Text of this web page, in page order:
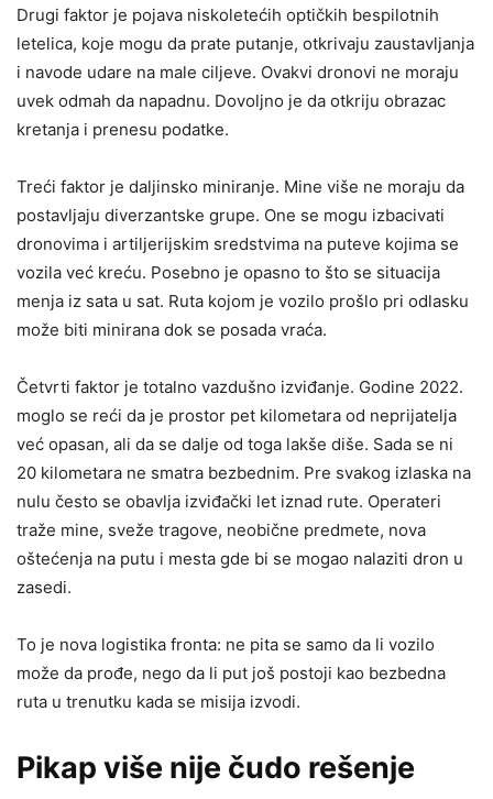
Drugi faktor je pojava niskoletećih optičkih bespilotnih
letelica, koje mogu da prate putanje, otkrivaju zaustavljanja
i navode udare na male ciljeve. Ovakvi dronovi ne moraju
uvek odmah da napadnu. Dovoljno je da otkriju obrazac
kretanja i prenesu podatke.
Treći faktor je daljinsko miniranje. Mine više ne moraju da
postavljaju diverzantske grupe. One se mogu izbacivati
dronovima i artiljerijskim sredstvima na puteve kojima se
vozila već kreću. Posebno je opasno to što se situacija
menja iz sata u sat. Ruta kojom je vozilo prošlo pri odlasku
može biti minirana dok se posada vraća.
Četvrti faktor je totalno vazdušno izviđanje. Godine 2022.
moglo se reći da je prostor pet kilometara od neprijatelja
već opasan, ali da se dalje od toga lakše diše. Sada se ni
20 kilometara ne smatra bezbednim. Pre svakog izlaska na
nulu često se obavlja izviđački let iznad rute. Operateri
traže mine, sveže tragove, neobične predmete, nova
oštećenja na putu i mesta gde bi se mogao nalaziti dron u
zasedi.
To je nova logistika fronta: ne pita se samo da li vozilo
može da prođe, nego da li put još postoji kao bezbedna
ruta u trenutku kada se misija izvodi.
Pikap više nije čudo rešenje